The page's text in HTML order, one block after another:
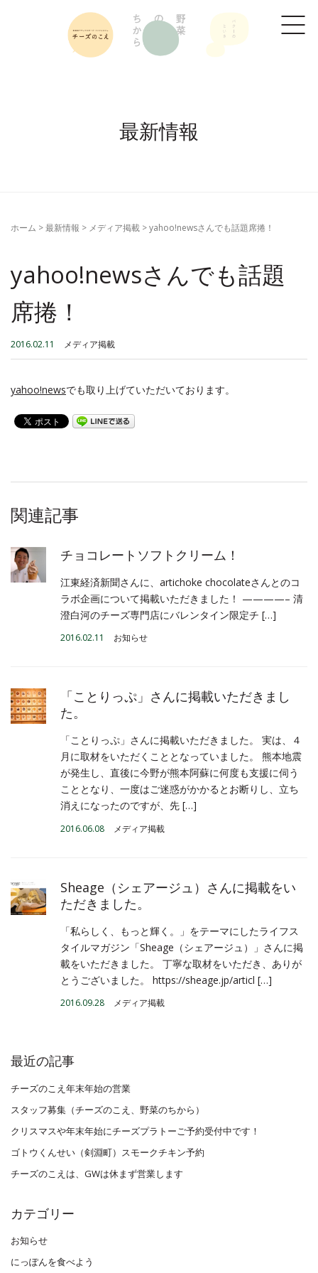
最新情報
ホーム >最新情報 > メディア掲載 >yahoo!newsさんでも話題席捲！
yahoo!newsさんでも話題
席捲！
2016.02.11 メディア掲載
yahoo!newsでも取り上げていただいております。
関連記事
チョコレートソフトクリーム！
江東経済新聞さんに、artichoke chocolateさんとのコ
ラボ企画について掲載いただきました！ ————– 清
澄白河のチーズ専門店にバレンタイン限定チ […]
2016.02.11 お知らせ
「ことりっぷ」さんに掲載いただきまし
た。
「ことりっぷ」さんに掲載いただきました。 実は、４
月に取材をいただくこととなっていました。 熊本地震
が発生し、直後に今野が熊本阿蘇に何度も支援に伺う
こととなり、一度はご迷惑がかかるとお断りし、立ち
消えになったのですが、先 […]
2016.06.08 メディア掲載
Sheage（シェアージュ）さんに掲載をい
ただきました。
「私らしく、もっと輝く。」をテーマにしたライフス
タイルマガジン「Sheage（シェアージュ）」さんに掲
載をいただきました。 丁寧な取材をいただき、ありが
とうございました。 https://sheage.jp/articl […]
2016.09.28 メディア掲載
最近の記事
チーズのこえ年末年始の営業
スタッフ募集（チーズのこえ、野菜のちから）
クリスマスや年末年始にチーズプラトーご予約受付中です！
ゴトウくんせい（剣淵町）スモークチキン予約
チーズのこえは、GWは休まず営業します
カテゴリー
お知らせ
にっぽんを食べよう